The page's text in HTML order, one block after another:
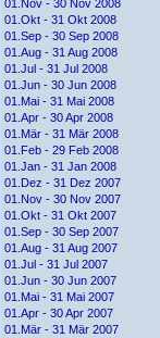
01.Nov - 30 Nov 2008
01.Okt - 31 Okt 2008
01.Sep - 30 Sep 2008
01.Aug - 31 Aug 2008
01.Jul - 31 Jul 2008
01.Jun - 30 Jun 2008
01.Mai - 31 Mai 2008
01.Apr - 30 Apr 2008
01.Mär - 31 Mär 2008
01.Feb - 29 Feb 2008
01.Jan - 31 Jan 2008
01.Dez - 31 Dez 2007
01.Nov - 30 Nov 2007
01.Okt - 31 Okt 2007
01.Sep - 30 Sep 2007
01.Aug - 31 Aug 2007
01.Jul - 31 Jul 2007
01.Jun - 30 Jun 2007
01.Mai - 31 Mai 2007
01.Apr - 30 Apr 2007
01.Mär - 31 Mär 2007